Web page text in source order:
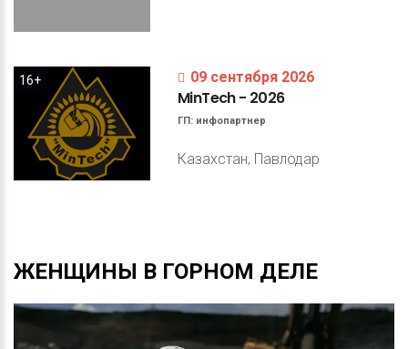
16+ 09 сентября 2026
MinTech- 2026
ГП: инфопартнер
Казахстан, Павлодар
ЖЕНЩИНЫ В ГОРНОМ ДЕЛЕ